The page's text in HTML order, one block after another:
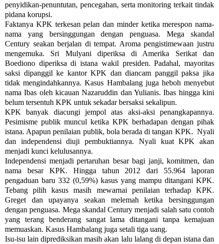
penyidikan-penuntutan, pencegahan, serta monitoring terkait tindak
pidana korupsi.
Faktanya KPK terkesan pelan dan minder ketika merespon nama-
nama yang bersinggungan dengan penguasa. Mega skandal
Century seakan berjalan di tempat. Aroma pengistimewaan justru
mengemuka. Sri Mulyani diperiksa di Amerika Serikat dan
Boediono diperiksa di istana wakil presiden. Padahal, mayoritas
saksi dipanggil ke kantor KPK dan diancam panggil paksa jika
tidak mengindahkannya. Kasus Hambalang juga heboh menyebut
nama Ibas oleh kicauan Nazaruddin dan Yulianis. Ibas hingga kini
belum tersentuh KPK untuk sekadar bersaksi sekalipun.
KPK banyak diacungi jempol atas aksi-aksi penangkapannya.
Pesimisme publik muncul ketika KPK berhadapan dengan pihak
istana. Apapun penilaian publik, bola berada di tangan KPK. Nyali
dan independensi diuji pembuktiannya. Nyali kuat KPK akan
menjadi kunci kelulusannya.
Independensi menjadi pertaruhan besar bagi janji, komitmen, dan
nama besar KPK. Hingga tahun 2012 dari 55.964 laporan
pengaduan baru 332 (0,59%) kasus yang mampu ditangani KPK.
Tebang pilih kasus masih mewarnai penilaian terhadap KPK.
Greget dan upayanya seakan melemah ketika bersinggungan
dengan penguasa. Mega skandal Century menjadi salah satu contoh
yang terang benderang sangat lama ditangani tanpa kemajuan
memuaskan. Kasus Hambalang juga setali tiga uang.
Isu-isu lain diprediksikan masih akan lalu lalang di depan istana dan